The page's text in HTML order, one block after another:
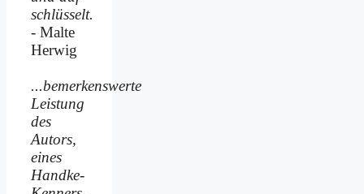
schlüsselt.
- Malte
Herwig
...bemerkenswerte
Leistung
des
Autors,
eines
Handke-